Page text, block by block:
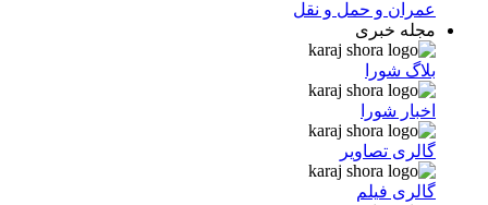
عمران و حمل و نقل
مجله خبری
بلاگ شورا
اخبار شورا
گالری تصاویر
گالری فیلم